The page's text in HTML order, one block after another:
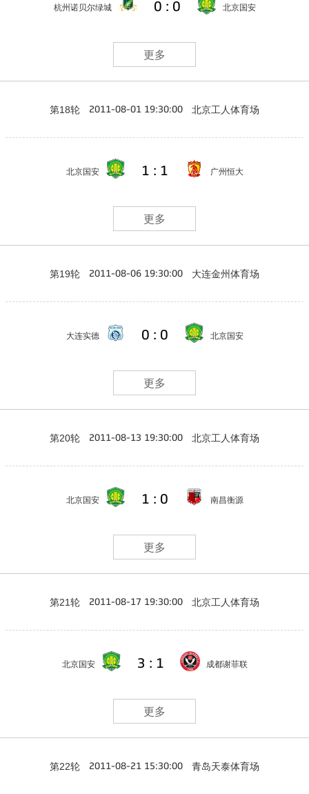
杭州诺贝尔绿城 0 : 0 北京国安
更多
第18轮 2011-08-01 19:30:00 北京工人体育场
北京国安 1 : 1 广州恒大
更多
第19轮 2011-08-06 19:30:00 大连金州体育场
大连实德 0 : 0 北京国安
更多
第20轮 2011-08-13 19:30:00 北京工人体育场
北京国安 1 : 0 南昌衡源
更多
第21轮 2011-08-17 19:30:00 北京工人体育场
北京国安 3 : 1 成都谢菲联
更多
第22轮 2011-08-21 15:30:00 青岛天泰体育场